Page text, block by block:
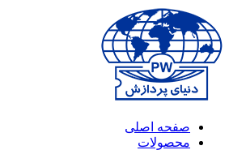
صفحه اصلی
محصولات